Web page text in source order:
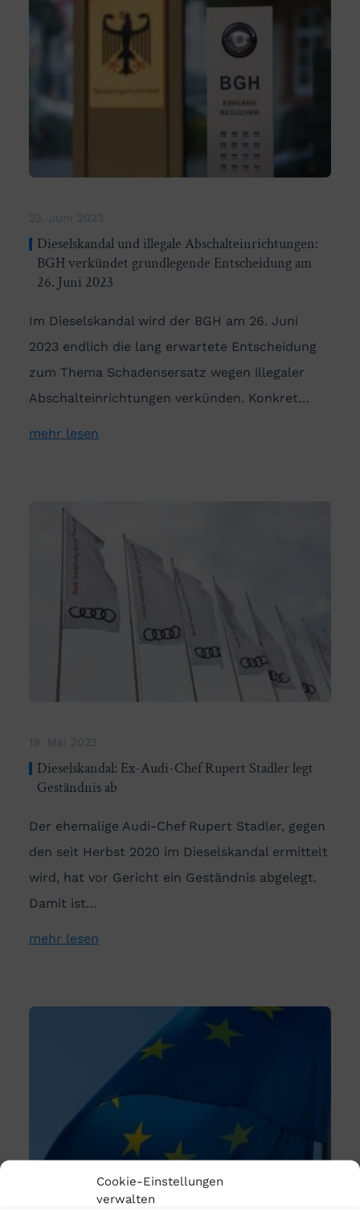
Cookie-Einstellungen
verwalten
23. Juni 2023
Dieselskandal und illegale Abschalteinrichtungen:
BGH verkündet grundlegende Entscheidung am
26. Juni 2023
Im Dieselskandal wird der BGH am 26. Juni
2023 endlich die lang erwartete Entscheidung
zum Thema Schadensersatz wegen illegaler
Abschalteinrichtungen verkünden. Konkret…
mehr lesen
19. Mai 2023
Dieselskandal: Ex-Audi-Chef Rupert Stadler legt
Geständnis ab
Der ehemalige Audi-Chef Rupert Stadler, gegen
den seit Herbst 2020 im Dieselskandal ermittelt
wird, hat vor Gericht ein Geständnis abgelegt.
Damit ist…
mehr lesen